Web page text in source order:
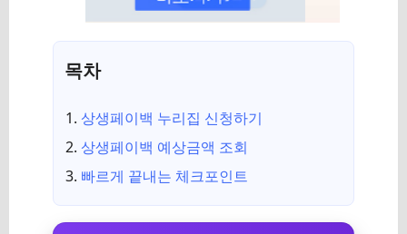
목차
상생페이백 누리집 신청하기
상생페이백 예상금액 조회
빠르게 끝내는 체크포인트